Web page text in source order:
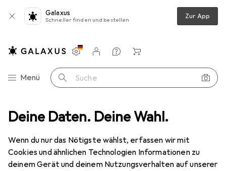
Deine Daten. Deine Wahl.
Wenn du nur das Nötigste wählst, erfassen wir mit
Cookies und ähnlichen Technologien Informationen zu
deinem Gerät und deinem Nutzungsverhalten auf unserer
Galaxus
Schneller finden und bestellen Zur App
Navigation nach Kategorien
Menü Suche
Einstellungen
Kundenkonto
Vergleichslisten
Merklisten
Warenkorb
Wanddekoration Bilderrahmen Deknudt S44CH4
4 Bilder